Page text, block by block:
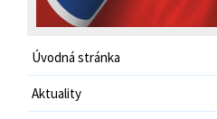
Úvodná stránka
Aktuality